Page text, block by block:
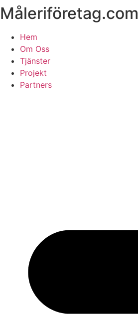
Skip
to
content
Måleriföretag.com
Hem
Om Oss
Tjänster
Projekt
Partners